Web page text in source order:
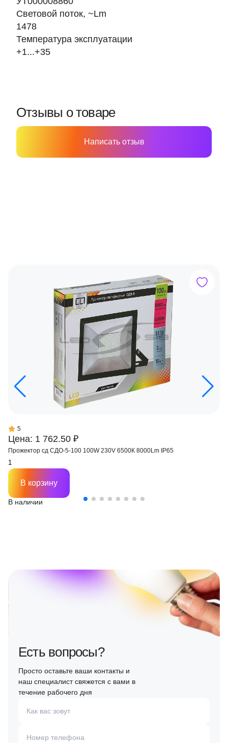
Световой поток, ~Lm
1478
Температура эксплуатации
+1...+35
Отзывы о товаре
Написать отзыв
Цена: 1 762.50 ₽
5
Прожектор сд СДО-5-100 100W 230V 6500К 8000Lm IP65
В наличии
В корзину
Есть вопросы?
Просто оставьте ваши контакты и
наш специалист свяжется с вами в
течение рабочего дня
Как вас зовут
Номер телефона